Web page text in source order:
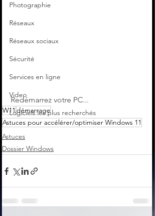
Photographie
Réseaux
Réseaux sociaux
Sécurité
Services en ligne
Video
Logiciels les plus recherchés
Redémarrez votre PC...
W11démarrage
Astuces pour accélérer/optimiser Windows 11
Astuces
Dossier Windows